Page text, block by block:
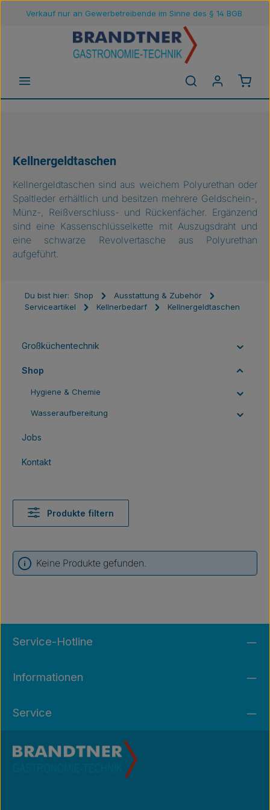
Zum Hauptinhalt springen
Verkauf nur an Gewerbetreibende im Sinne des § 14 BGB
Kellnergeldtaschen
Kellnergeldtaschen sind aus weichem Polyurethan oder
Spaltleder erhältlich und besitzen mehrere Geldschein-,
Münz-, Reißverschluss- und Rückenfächer. Ergänzend
sind eine Kassenschlüsselkette mit Auszugsdraht und
eine schwarze Revolvertasche aus Polyurethan
aufgeführt.
Du bist hier: Shop
Ausstattung & Zubehör
Serviceartikel
Kellnerbedarf Kellnergeldtaschen
Großküchentechnik
Shop
Hygiene & Chemie
Wasseraufbereitung
Jobs
Kontakt
Produkte filtern
Keine Produkte gefunden.
Service-Hotline
Informationen
Service